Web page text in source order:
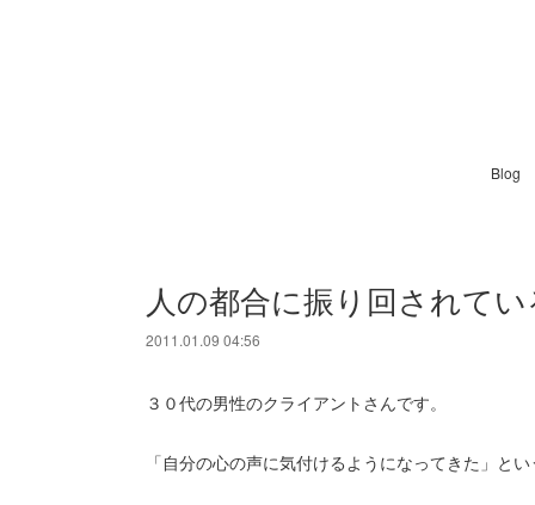
Blog
人の都合に振り回されてい
2011.01.09 04:56
３０代の男性のクライアントさんです。
「自分の心の声に気付けるようになってきた」と